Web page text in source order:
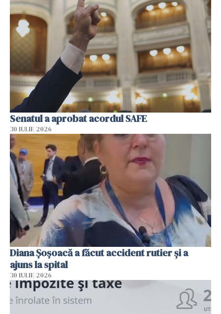
Senatul a aprobat acordul SAFE
30 IULIE 2026
Diana Șoșoacă a făcut accident rutier și a
ajuns la spital
30 IULIE 2026